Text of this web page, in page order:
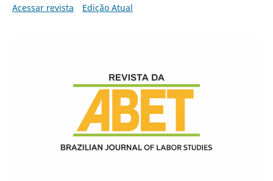
Acessar revista Edição Atual